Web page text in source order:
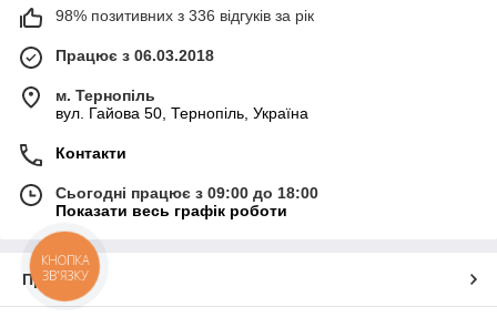
98% позитивних з 336 відгуків за рік
Працює з 06.03.2018
м. Тернопіль
вул. Гайова 50, Тернопіль, Україна
Контакти
Сьогодні працює з 09:00 до 18:00
Показати весь графік роботи
Про нас
КНОПКА
ЗВ'ЯЗКУ